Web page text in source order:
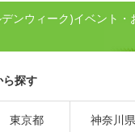
ンウィーク)イベント
ら探す
東京都 神奈川県